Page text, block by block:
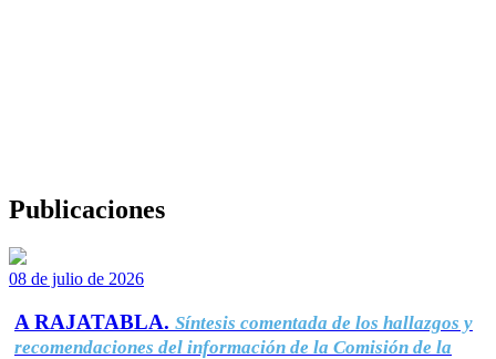
Publicaciones
08 de julio de 2026
A RAJATABLA. Síntesis comentada de los hallazgos y
recomendaciones del información de la Comisión de la